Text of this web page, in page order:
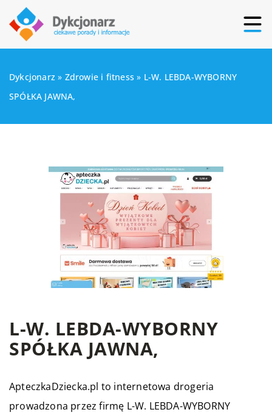
Dykcjonarz » Zdrowie i fitness » L-W. LEBDA-WYBORNY
SPÓŁKA JAWNA,
L-W. LEBDA-WYBORNY
SPÓŁKA JAWNA,
ApteczkaDziecka.pl to internetowa drogeria
prowadzona przez firmę L-W. LEBDA-WYBORNY